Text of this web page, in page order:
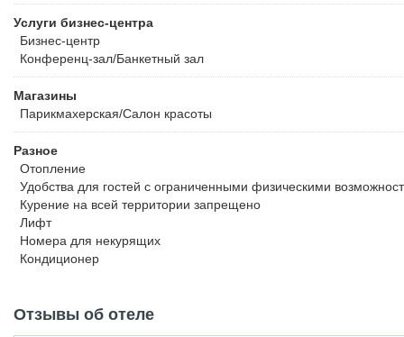
Услуги бизнес-центра
Бизнес-центр
Конференц-зал/Банкетный зал
Магазины
Парикмахерская/Салон красоты
Разное
Отопление
Удобства для гостей с ограниченными физическими
Курение на всей территории запрещено
Лифт
Номера для некурящих
Кондиционер
Отзывы об отеле